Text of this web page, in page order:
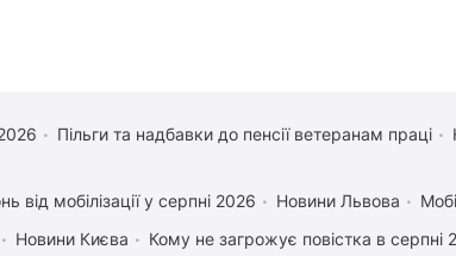
Пільги та надбавки до пенсії ветеранам праці
від мобілізації у серпні 2026 Новини Львова
Новини Києва Кому не загрожує повістка в серпні